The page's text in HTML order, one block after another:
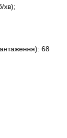
хв);
68